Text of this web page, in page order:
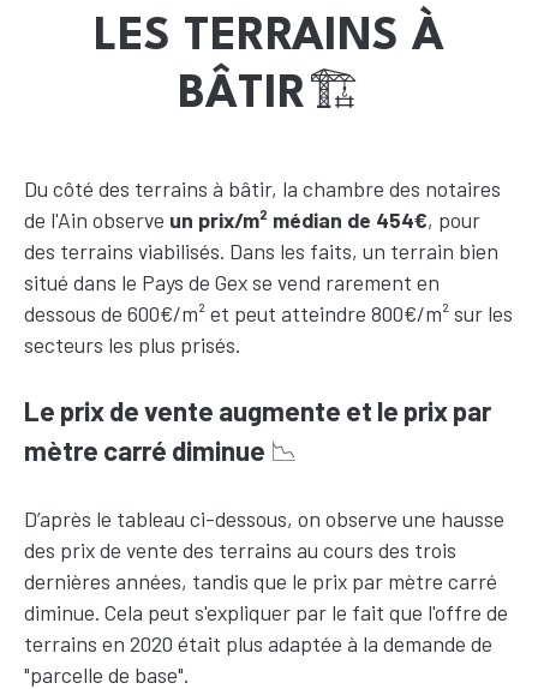
LES TERRAINS À
BÂTIR🏗️
Du côté des terrains à bâtir, la chambre des notaires
de l'Ain observe un prix/m² médian de 454€, pour
des terrains viabilisés. Dans les faits, un terrain bien
situé dans le Pays de Gex se vend rarement en
dessous de 600€/m² et peut atteindre 800€/m² sur les
secteurs les plus prisés.
Le prix de vente augmente et le prix par
mètre carré diminue 📉
D’après le tableau ci-dessous, on observe une hausse
des prix de vente des terrains au cours des trois
dernières années, tandis que le prix par mètre carré
diminue. Cela peut s'expliquer par le fait que l'offre de
terrains en 2020 était plus adaptée à la demande de
"parcelle de base".